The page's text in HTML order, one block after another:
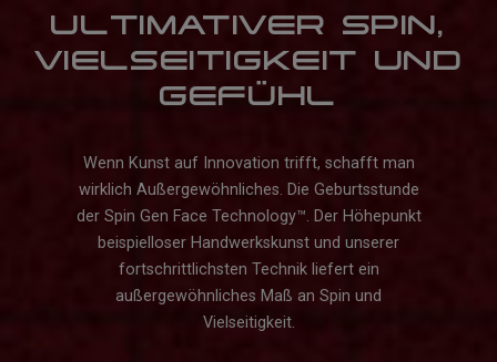
ULTIMATIVER SPIN,
VIELSEITIGKEIT UND
GEFÜHL
Wenn Kunst auf Innovation trifft, schafft man
wirklich Außergewöhnliches. Die Geburtsstunde
der Spin Gen Face Technology™. Der Höhepunkt
beispielloser Handwerkskunst und unserer
fortschrittlichsten Technik liefert ein
außergewöhnliches Maß an Spin und
Vielseitigkeit.